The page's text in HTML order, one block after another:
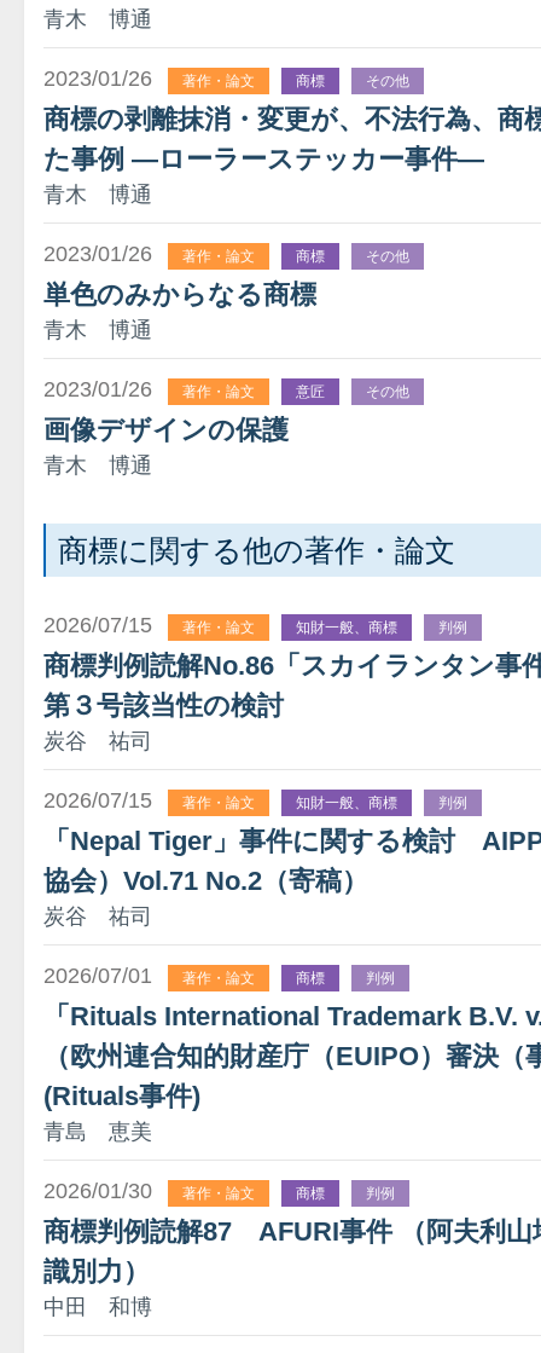
青木 博通
2023/01/26 著作・論文 商標 その他
商標の剥離抹消・変更が、不法行為、商
た事例 ―ローラーステッカー事件―
青木 博通
2023/01/26 著作・論文 商標 その他
単色のみからなる商標
青木 博通
2023/01/26 著作・論文 意匠 その他
画像デザインの保護
青木 博通
商標に関する他の著作・論文
2026/07/15 著作・論文 知財一般、商標 判例
商標判例読解No.86「スカイランタン事
第３号該当性の検討
炭谷 祐司
2026/07/15 著作・論文 知財一般、商標 判例
「Nepal Tiger」事件に関する検討
協会）Vol.71 No.2（寄稿）
炭谷 祐司
2026/07/01 著作・論文 商標 判例
「Rituals International Trademark B.V.
（欧州連合知的財産庁（EUIPO）審決
(Rituals事件)
青島 恵美
2026/01/30 著作・論文 商標 判例
商標判例読解87 AFURI事件 （阿夫利山
識別力）
中田 和博